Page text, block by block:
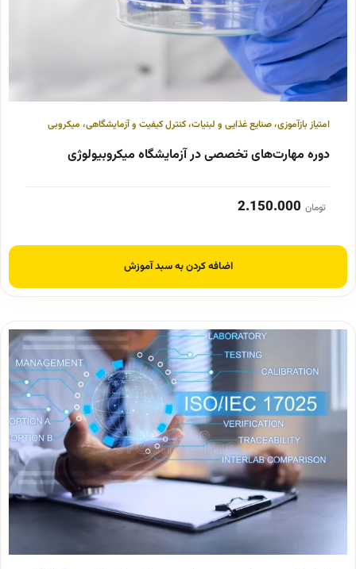
امتیاز بازآموزی،صنایع غذایی و لبنیات،کنترل کیفیت و آزمایشگاهی، میکروبی
دوره مهارت‌های تخصصی در آزمایشگاه میکروبیولوژی
تومان 2.150.000
اضافه کردن به سبد آموزش